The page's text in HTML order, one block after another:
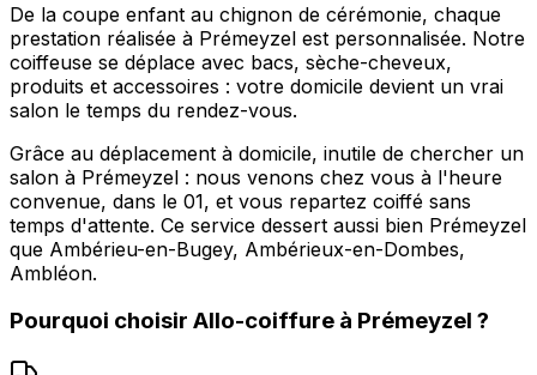
De la coupe enfant au chignon de cérémonie, chaque
prestation réalisée à Prémeyzel est personnalisée. Notre
coiffeuse se déplace avec bacs, sèche-cheveux,
produits et accessoires : votre domicile devient un vrai
salon le temps du rendez-vous.
Grâce au déplacement à domicile, inutile de chercher un
salon à Prémeyzel : nous venons chez vous à l'heure
convenue, dans le 01, et vous repartez coiffé sans
temps d'attente. Ce service dessert aussi bien Prémeyzel
que Ambérieu-en-Bugey, Ambérieux-en-Dombes,
Ambléon.
Pourquoi choisir Allo-coiffure à Prémeyzel ?